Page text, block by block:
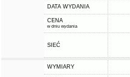
DATA WYDANIA
CENA
w dniu wydania
SIEĆ
WYMIARY